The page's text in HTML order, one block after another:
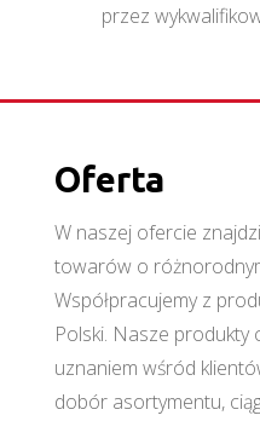
przez
Oferta
W naszej ofercie
towarów o
Współpracujemy z
Polski. Nasze produkty
uznaniem wśród
dobór asortymentu,